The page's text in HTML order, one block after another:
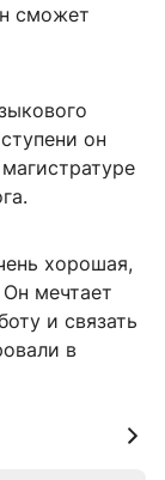
сможет
он
хорошая,
мечтает
и связать
в